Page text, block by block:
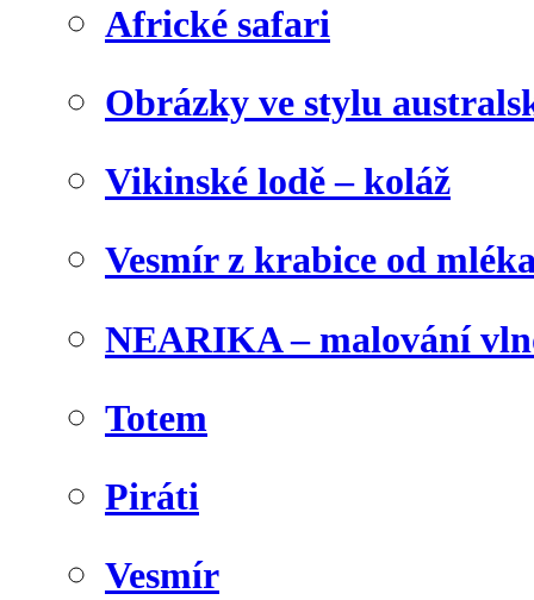
Africké safari
Obrázky ve stylu
Vikinské lodě – koláž
Vesmír z krabice od
NEARIKA – malování
Totem
Piráti
Vesmír